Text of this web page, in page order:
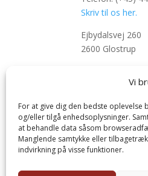
Vi
For at give dig den bedste oplevelse
og/eller tilgå enhedsoplysninger.
at behandle data såsom
Manglende samtykke eller
indvirkning på visse funktioner.
Skriv til os her.
Ejbydalsvej 260
2600 Glostrup
Bank: 4440-000